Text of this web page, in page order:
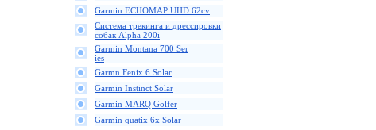
Garmin ECHOMAP UHD 62cv
Cистема трекинга и дрессировки
собак Alpha 200i
Garmin Montana 700 Ser
ies
Garmn Fenix 6 Solar
Garmin Instinct Solar
Garmin MARQ Golfer
Garmin quatix 6x Solar